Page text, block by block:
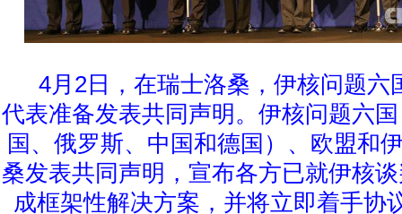
4月2日，在瑞士洛桑，伊核问题六
代表准备发表共同声明。伊核问题六
国、俄罗斯、中国和德国）、欧盟和
桑发表共同声明，宣布各方已就伊核
成框架性解决方案，并将立即着手协